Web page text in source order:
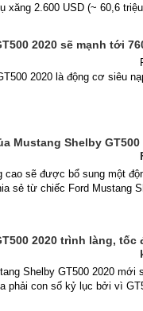
xăng 2.600 USD (~ 60,6
2020 sẽ mạnh tới
2020 là động cơ siêu
Mustang Shelby
cao sẽ được bổ sung một
sẻ từ chiếc Ford Mustang
2020 trình làng, tốc
Shelby GT500 2020 mới
phải con số kỷ lục bởi vì